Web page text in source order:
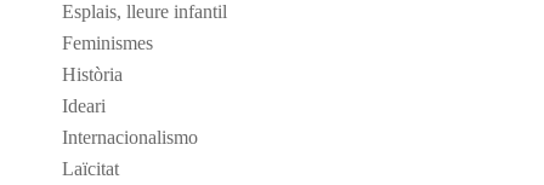
Esplais, lleure infantil
Feminismes
Història
Ideari
Internacionalismo
Laïcitat